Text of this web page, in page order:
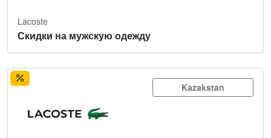
Lacoste
Скидки на мужскую одежду
Kazakstan